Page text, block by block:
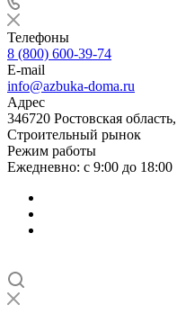
Телефоны
8 (800) 600-39-74
E-mail
info@azbuka-doma.ru
Адрес
346720 Ростовская
Строительный рынок
Режим работы
Ежедневно: с 9:00 до 18:00